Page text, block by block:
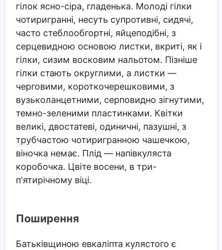
гілок ясно-сіра, гладенька. Молоді гілки
чотиригранні, несуть супротивні, сидячі,
часто стеблообгортні, яйцеподібні, з
серцевидною основою листки, вкриті, як і
гілки, сизим восковим нальотом. Пізніше
гілки стають округлими, а листки —
черговими, короткочерешковими, з
вузьколанцетними, серповидно зігнутими,
темно-зеленими пластинками. Квітки
великі, двостатеві, одиничні, пазушні, з
трубчастою чотиригранною чашечкою,
віночка немає. Плід — напівкуляста
коробочка. Цвіте восени, в три-
п'ятирічному віці.
Поширення
Батьківщиною евкаліпта кулястого є